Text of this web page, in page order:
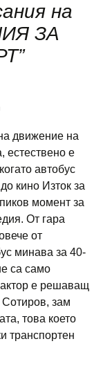
на
ЗА
”
движение на
естествено е
автобус
кино Изток за
момент за
От гара
от
минава за 40-
са само
е решаващ
Сотиров, зам
това което
транспортен